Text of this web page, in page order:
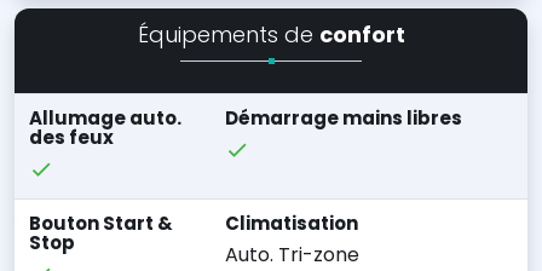
Équipements de confort
Allumage auto.
des feux
Démarrage mains libres
Bouton Start &
Stop
Climatisation
Auto. Tri-zone